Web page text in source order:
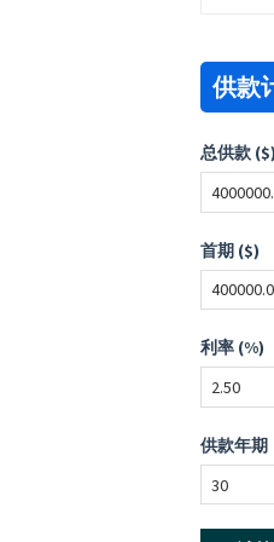
供款
总供款 ($)
首期 ($)
利率 (%)
供款年期